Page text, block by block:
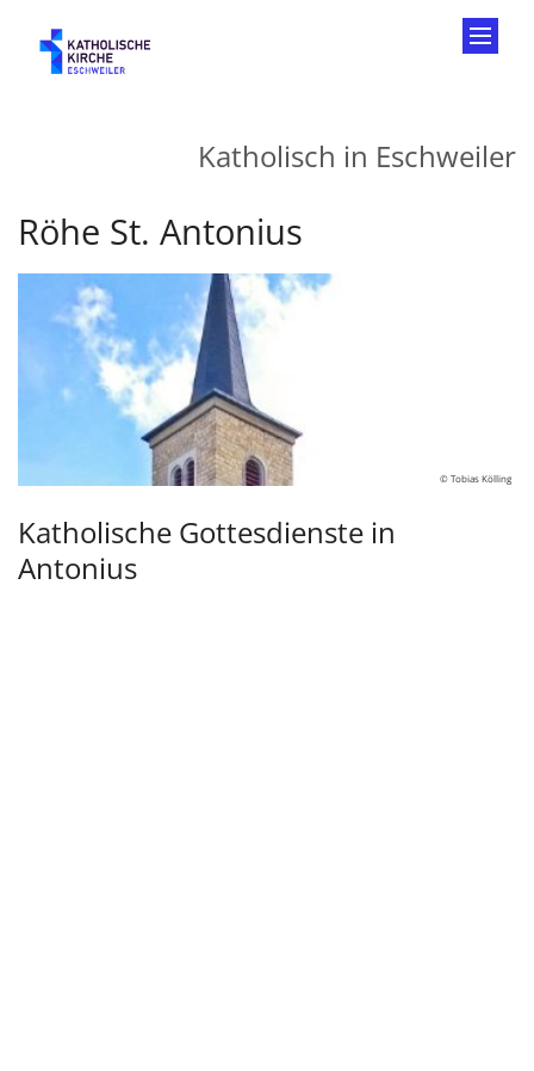
Katholisch in Eschweiler
Röhe St. Antonius
© Tobias Kölling
Katholische Gottesdienste in
Antonius